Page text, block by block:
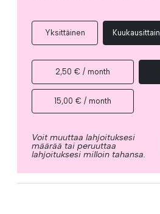
Yksittäinen Kuukausittain
2,50 € / month
15,00 € / month
Voit muuttaa lahjoituksesi
määrää tai peruuttaa
lahjoituksesi milloin tahansa.